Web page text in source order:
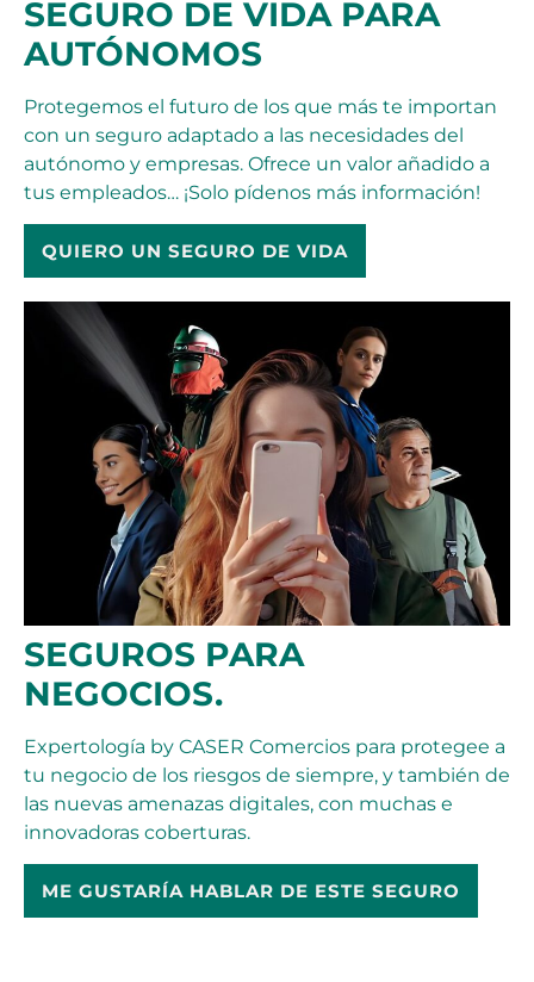
SEGURO DE VIDA PARA
AUTÓNOMOS
Protegemos el futuro de los que más te importan
con un seguro adaptado a las necesidades del
autónomo y empresas. Ofrece un valor añadido a
tus empleados… ¡Solo pídenos más información!
QUIERO UN SEGURO DE VIDA
SEGUROS PARA
NEGOCIOS.
Expertología by CASER Comercios para protegee a
tu negocio de los riesgos de siempre, y también de
las nuevas amenazas digitales, con muchas e
innovadoras coberturas.
ME GUSTARÍA HABLAR DE ESTE SEGURO